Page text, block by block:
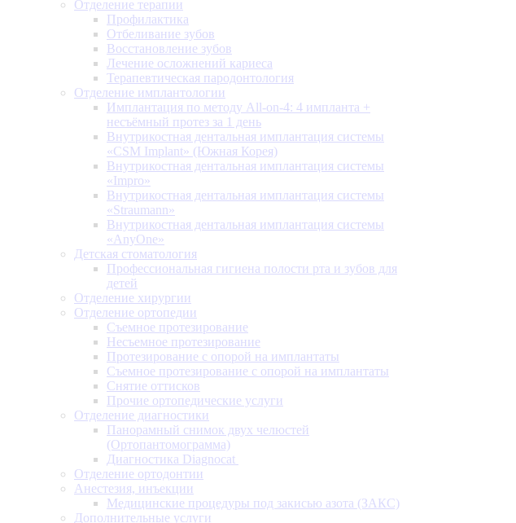
Отделение терапии
Профилактика
Отбеливание зубов
Восстановление зубов
Лечение осложнений кариеса
Терапевтическая пародонтология
Отделение имплантологии
Имплантация по методу All-on-4: 4 импланта +
несъёмный протез за 1 день
Внутрикостная дентальная имплантация системы
«CSM Implant» (Южная Корея)
Внутрикостная дентальная имплантация системы
«Impro»
Внутрикостная дентальная имплантация системы
«Straumann»
Внутрикостная дентальная имплантация системы
«AnyOne»
Детская стоматология
Профессиональная гигиена полости рта и зубов для
детей
Отделение хирургии
Отделение ортопедии
Съемное протезирование
Несъемное протезирование
Протезирование с опорой на имплантаты
Съемное протезирование с опорой на имплантаты
Снятие оттисков
Прочие ортопедические услуги
Отделение диагностики
Панорамный снимок двух челюстей
(Ортопантомограмма)
Диагностика Diagnocat
Отделение ортодонтии
Анестезия, инъекции
Медицинские процедуры под закисью азота (ЗАКС)
Дополнительные услуги